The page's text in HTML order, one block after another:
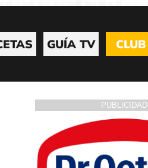
GUÍA TV CLUB
PUBLICIDAD